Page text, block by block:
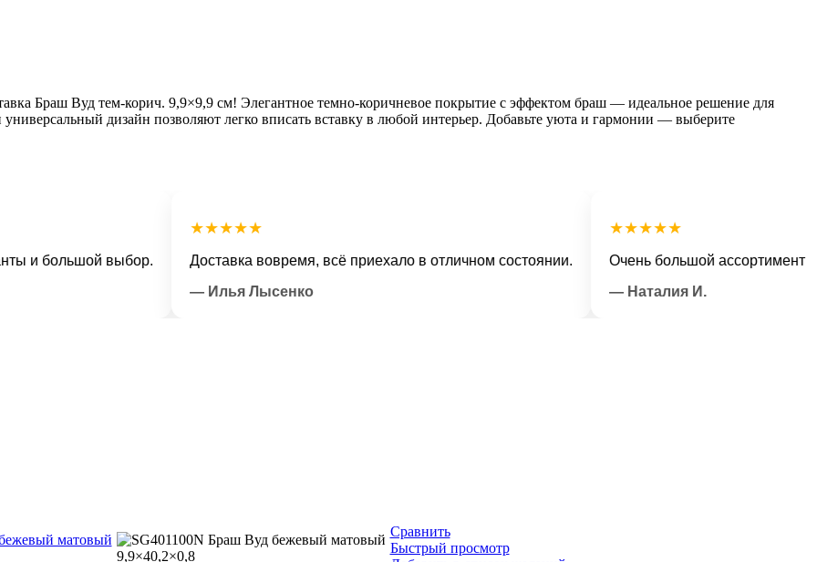
Браш Вуд тем-корич. 9,9×9,9 см! Элегантное темно-коричневое покрытие с эффектом браш — идеальное решение для
дизайн позволяют легко вписать вставку в любой интерьер. Добавьте уюта и гармонии — выберите
большой выбор.
★★★★★
Доставка вовремя, всё приехало в отличном состоянии.
— Илья Лысенко
★★★★★
Очень большой ассортимент и
— Наталия И.
Сравнить
Быстрый просмотр